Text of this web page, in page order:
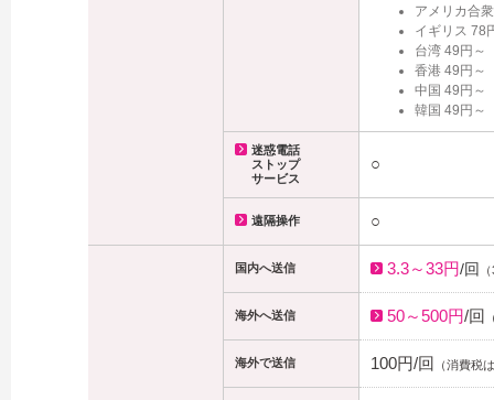
アメリカ合
イギリス 78
台湾 49円～
香港 49円～
中国 49円～
韓国 49円～
迷惑電話
ストップ
サービス
○
遠隔操作 ○
国内へ送信 3.3～33円/回
海外へ送信 50～500円/回
海外で送信 100円/回 （消費税